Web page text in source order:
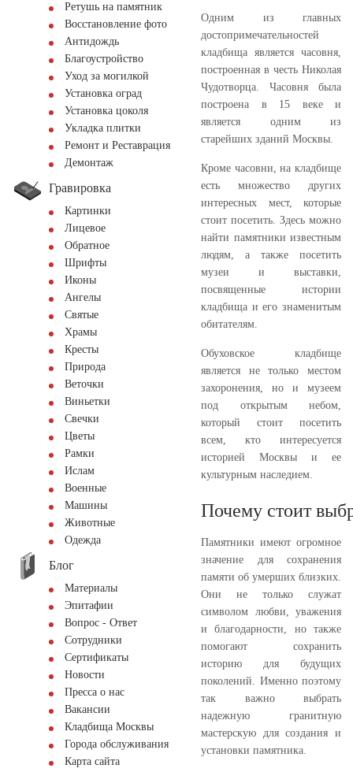
Ретушь на памятник
Восстановление фото
Антидождь
Благоустройство
Уход за могилкой
Установка оград
Установка цоколя
Укладка плитки
Ремонт и Реставрация
Демонтаж
Гравировка
Картинки
Лицевое
Обратное
Шрифты
Иконы
Ангелы
Святые
Храмы
Кресты
Природа
Веточки
Виньетки
Свечки
Цветы
Рамки
Ислам
Военные
Машины
Животные
Одежда
Блог
Материалы
Эпитафии
Вопрос - Ответ
Сотрудники
Сертификаты
Новости
Пресса о нас
Вакансии
Кладбища Москвы
Города обслуживания
Карта сайта
Одним из главных
достопримечательностей
кладбища является часовня,
построенная в честь Николая
Чудотворца. Часовня была
построена в 15 веке и
является одним из
старейших зданий Москвы.
Кроме часовни, на кладбище
есть множество других
интересных мест, которые
стоит посетить. Здесь можно
найти памятники известным
людям, а также посетить
музеи и выставки,
посвященные истории
кладбища и его знаменитым
обитателям.
Обуховское кладбище
является не только местом
захоронения, но и музеем
под открытым небом,
который стоит посетить
всем, кто интересуется
историей Москвы и ее
культурным наследием.
Почему стоит
Памятники имеют огромное
значение для сохранения
памяти об умерших близких.
Они не только служат
символом любви, уважения
и благодарности, но также
помогают сохранить
историю для будущих
поколений. Именно поэтому
так важно выбрать
надежную гранитную
мастерскую для создания и
установки памятника.